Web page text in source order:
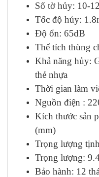
Số tờ hủy: 10-
Tốc độ hủy:
Độ ổn: 65dB
Thể tích thùng
Khả năng hủy:
thẻ nhựa
Thời gian làm
Nguồn điện :
Kích thước sản
(mm)
Trọng lượng
Trọng lượng:
Bảo hành: 12